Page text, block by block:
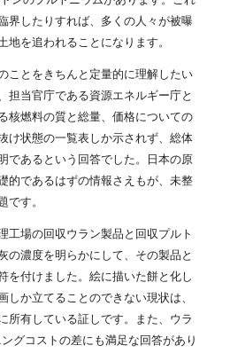
界したりすれば、多くの人々が被曝
地を追われることになります。
ことをきちんと定量的に理解したい
担当官庁である資源エネルギー庁と
核燃料の質と総量、価格についての
け状態の一覧表しか示されず、総体
であるという回答でした。日本の原
的であるはずの情報さえもが、未整
です。
工場の回収ウラン製品と回収プルト
の濃度を明らかにして、その製品と
を付けました。絵に描いた餅と化し
しか立てることのできない現状は、
所有している証しです。また、ウラ
グコストの差にも満足な回答があり